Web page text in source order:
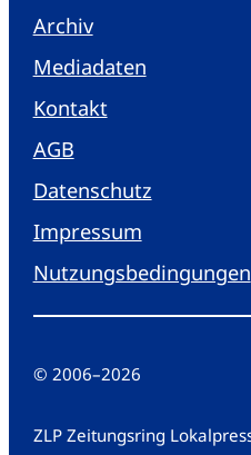
Archiv
Mediadaten
Kontakt
AGB
Datenschutz
Impressum
Nutzungsbedingungen
© 2006–2026
ZLP Zeitungsring